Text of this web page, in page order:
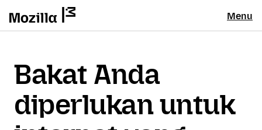
Menu
Bakat Anda
diperlukan untuk